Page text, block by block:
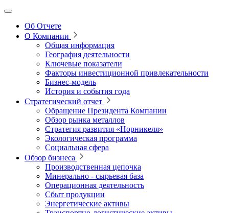
Об Отчете
О Компании
Общая информация
География деятельности
Ключевые показатели
Факторы инвестиционной привлекательности
Бизнес-модель
История и события года
Стратегический отчет
Обращение Президента Компании
Обзор рынка металлов
Стратегия развития «Норникеля»
Экологическая программа
Социальная сфера
Обзор бизнеса
Производственная цепочка
Минерально ‑ сырьевая база
Операционная деятельность
Сбыт продукции
Энергетические активы